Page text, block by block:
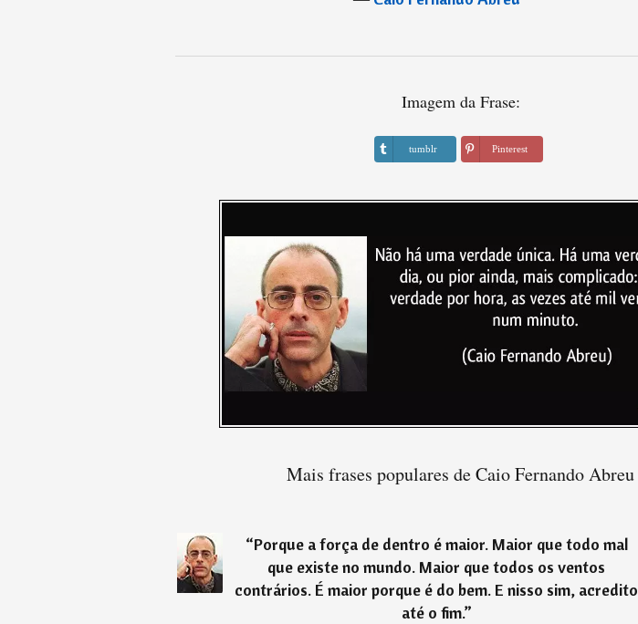
Imagem da Frase:
tumblr Pinterest
Mais frases populares de Caio Fernando Abreu
“Porque a força de dentro é maior. Maior que todo mal
que existe no mundo. Maior que todos os ventos
contrários. É maior porque é do bem. E nisso sim, acredito
até o fim.”